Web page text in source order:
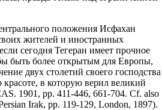
положения Исфахан
жителей и иностранных
сегодня Тегеран имеет прочное
быть более открытым для Европы,
двух столетий своего господства
в которую верил великий
1901, pp. 411-446, 661-704. Cf. also
Irak, pp. 119-129, London, 1897).